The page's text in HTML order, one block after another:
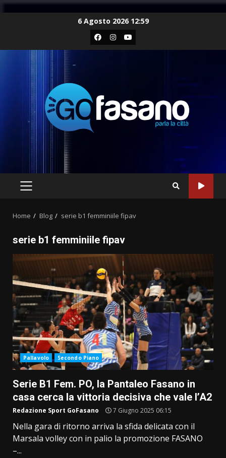
6 Agosto 2026 12:59
Facebook
Instagram
Youtube
PRIMARY
Home Blog serie b1 femminiile fipav
serie b1 femminiile fipav
Pallavolo Secondo Piano
Serie B1 Fem. PO, la Pantaleo Fasano in
casa cerca la vittoria decisiva che vale l’A2
Redazione Sport GoFasano 7 Giugno 2025 06:15
Nella gara di ritorno arriva la sfida delicata con il
Marsala volley con in palio la promozione FASANO
–...